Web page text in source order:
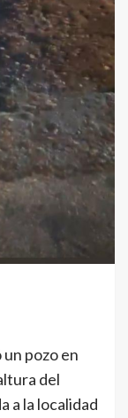
pozo en
del
a la localidad